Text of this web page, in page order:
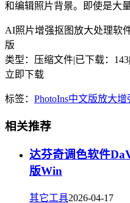
和编辑照片背景。即使是大
AI照片增强抠图放大处理软
版
类型：压缩文件|已下载：143|
立即下载
标签： PhotoIns中文版放大增
相关推荐
达芬奇调色软件
版Win
其它工具2026-04-17